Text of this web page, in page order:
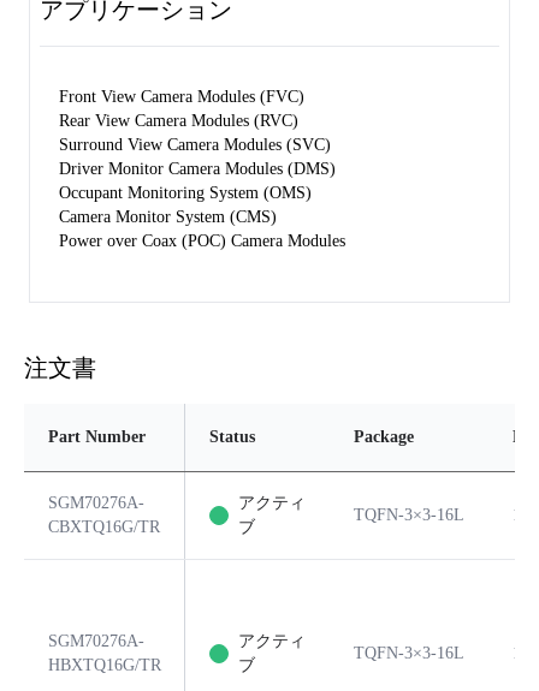
アプリケーション
Front View Camera Modules (FVC)
Rear View Camera Modules (RVC)
Surround View Camera Modules (SVC)
Driver Monitor Camera Modules (DMS)
Occupant Monitoring System (OMS)
Camera Monitor System (CMS)
Power over Coax (POC) Camera Modules
注文書
Part Number Status Package
SGM70276A-
CBXTQ16G/TR
アクティ
ブ
TQFN-3×3-16L 16
SGM70276A-
HBXTQ16G/TR
アクティ
ブ
TQFN-3×3-16L 16